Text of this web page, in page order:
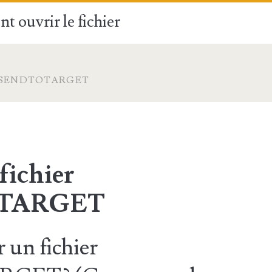
ouvrir le fichier
un fichier